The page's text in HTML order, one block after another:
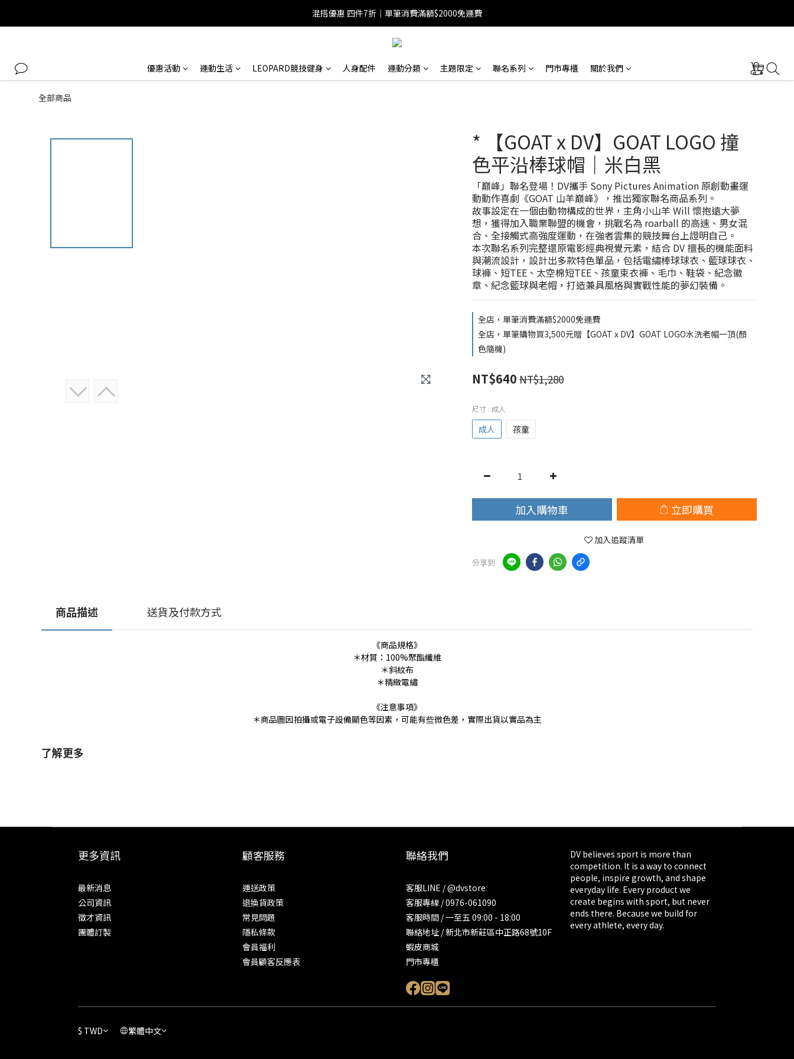
混搭優惠 四件7折｜單筆消費滿額$2000免運費
優惠活動 運動生活 LEOPARD競技健身 人身配件 運動分類 主題限定 聯名系列 門市專櫃 關於我們
全部商品
* 【GOAT x DV】GOAT LOGO 撞
色平沿棒球帽｜米白黑
「巔峰」聯名登場！DV攜手 Sony Pictures Animation 原創動畫運
動動作喜劇《GOAT 山羊巔峰》，推出獨家聯名商品系列。
故事設定在一個由動物構成的世界，主角小山羊 Will 懷抱遠大夢
想，獲得加入職業聯盟的機會，挑戰名為 roarball 的高速、男女混
合、全接觸式高強度運動，在強者雲集的競技舞台上證明自己。
本次聯名系列完整還原電影經典視覺元素，結合 DV 擅長的機能面料
與潮流設計，設計出多款特色單品，包括電繡棒球球衣、籃球球衣、
球褲、短TEE、太空棉短TEE、孩童束衣褲、毛巾、鞋袋、紀念徽
章、紀念籃球與老帽，打造兼具風格與實戰性能的夢幻裝備。
全店，單筆消費滿額$2000免運費
全店，單筆購物買3,500元贈【GOAT x DV】GOAT LOGO水洗老帽一頂(顏
色隨機)
NT$640NT$1,280
尺寸 : 成人
成人 孩童
加入購物車 立即購買
加入追蹤清單
分享到
商品描述 送貨及付款方式
《商品規格》
＊材質：100%聚酯纖維
＊斜紋布
＊精緻電繡
《注意事項》
＊商品圖因拍攝或電子設備顯色等因素，可能有些微色差，實際出貨以實品為主
了解更多
更多資訊
最新消息
公司資訊
徵才資訊
團體訂製
顧客服務
運送政策
退換貨政策
常見問題
隱私條款
會員福利
會員顧客反應表
聯絡我們
客服LINE / @dvstore
客服專線 / 0976-061090
客服時間 / 一至五 09:00 - 18:00
聯絡地址 / 新北市新莊區中正路68號10F
蝦皮商城
門市專櫃
DV believes sport is more than
competition. It is a way to connect
people, inspire growth, and shape
everyday life. Every product we
create begins with sport, but never
ends there. Because we build for
every athlete, every day.
$ TWD 繁體中文